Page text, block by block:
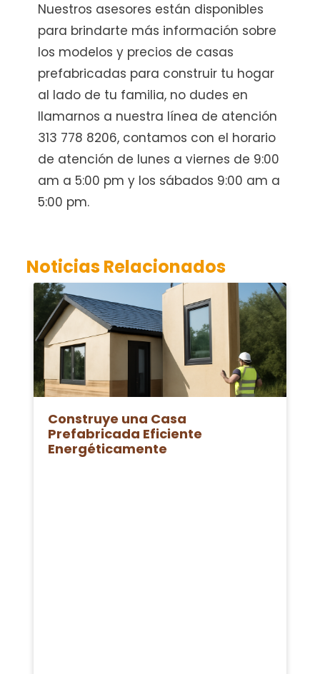
Nuestros asesores están disponibles
para brindarte más información sobre
los modelos y precios de casas
prefabricadas para construir tu hogar
al lado de tu familia, no dudes en
llamarnos a nuestra línea de atención
313 778 8206, contamos con el horario
de atención de lunes a viernes de 9:00
am a 5:00 pm y los sábados 9:00 am a
5:00 pm.
Noticias Relacionados
Construye una Casa
Prefabricada Eficiente
Energéticamente